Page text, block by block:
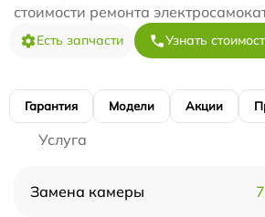
стоимости ремонта
Есть запчасти Узнать
Гарантия Модели Акции
Услуга
Замена камеры